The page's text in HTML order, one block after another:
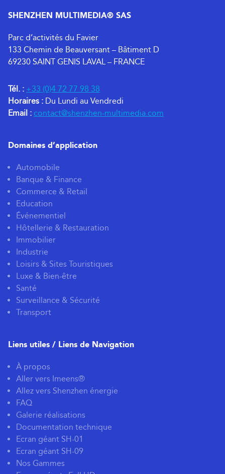
SHENZHEN MULTIMEDIA® SAS
Parc d’activités du Favier
133 Chemin de Beauversant – Bâtiment D
69230 SAINT GENIS LAVAL – FRANCE
Tél. : +33 (0)4 72 77 98 38
Horaires : Du Lundi au Vendredi
Email : contact@shenzhen-multimedia.com
Domaines d’application
Automobile
Banque & Finance
Commerce & Retail
Education
Événementiel
Hôtellerie & Restauration
Immobilier
Industrie
Loisirs & Sites Touristiques
Luxe & Bien-être
Santé
Surveillance & Sécurité
Transport
Liens utiles / Liens de Navigation
À propos
Aller vers Imeens®
Allez vers Shenzhen énergie
FAQ
Galerie réalisations
Documentation technique
Ecran géant SH-01
Ecran géant SH-09
Nos Gammes